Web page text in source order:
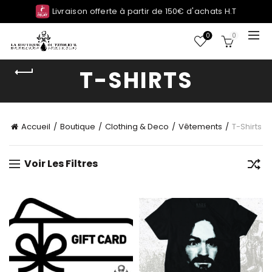
Livraison offerte à partir de 150€ d'achats H.T
0 0
T-SHIRTS
Accueil Boutique Clothing & Deco Vêtements T-Shirts
Voir Les Filtres